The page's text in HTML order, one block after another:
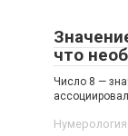
что
Число 8 —
Нумерология